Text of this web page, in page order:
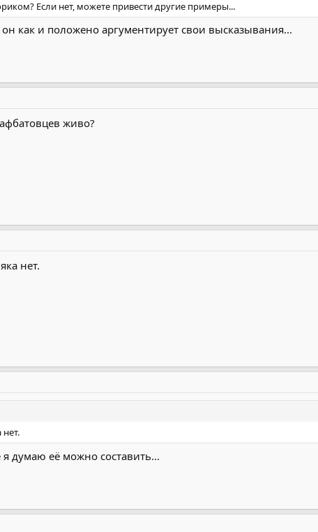
Если нет, можете привести другие примеры...
как и положено аргументирует свои высказывания...
живо?
нет.
нет.
думаю её можно составить...